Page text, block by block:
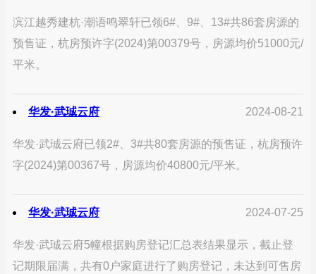
滨江越秀建杭·潮语鸣翠轩已领6#、9#、13#共86套房源的
预售证，杭房预许字(2024)第00379号，房源均价51000元/
平米。
华发·武珹云府 2024-08-21
华发·武珹云府已领2#、3#共80套房源的预售证，杭房预许
字(2024)第00367号，房源均价40800元/平米。
华发·武珹云府 2024-07-25
华发·武珹云府5幢根据购房登记汇总表结果显示，截止登
记期限届满，共有0户家庭进行了购房登记，未达到可售房